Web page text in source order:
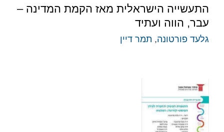
התעשייה הישראלית מאז הקמת המדינה –
עבר, הווה ועתיד
גלעד פורטונה, תמר דיין